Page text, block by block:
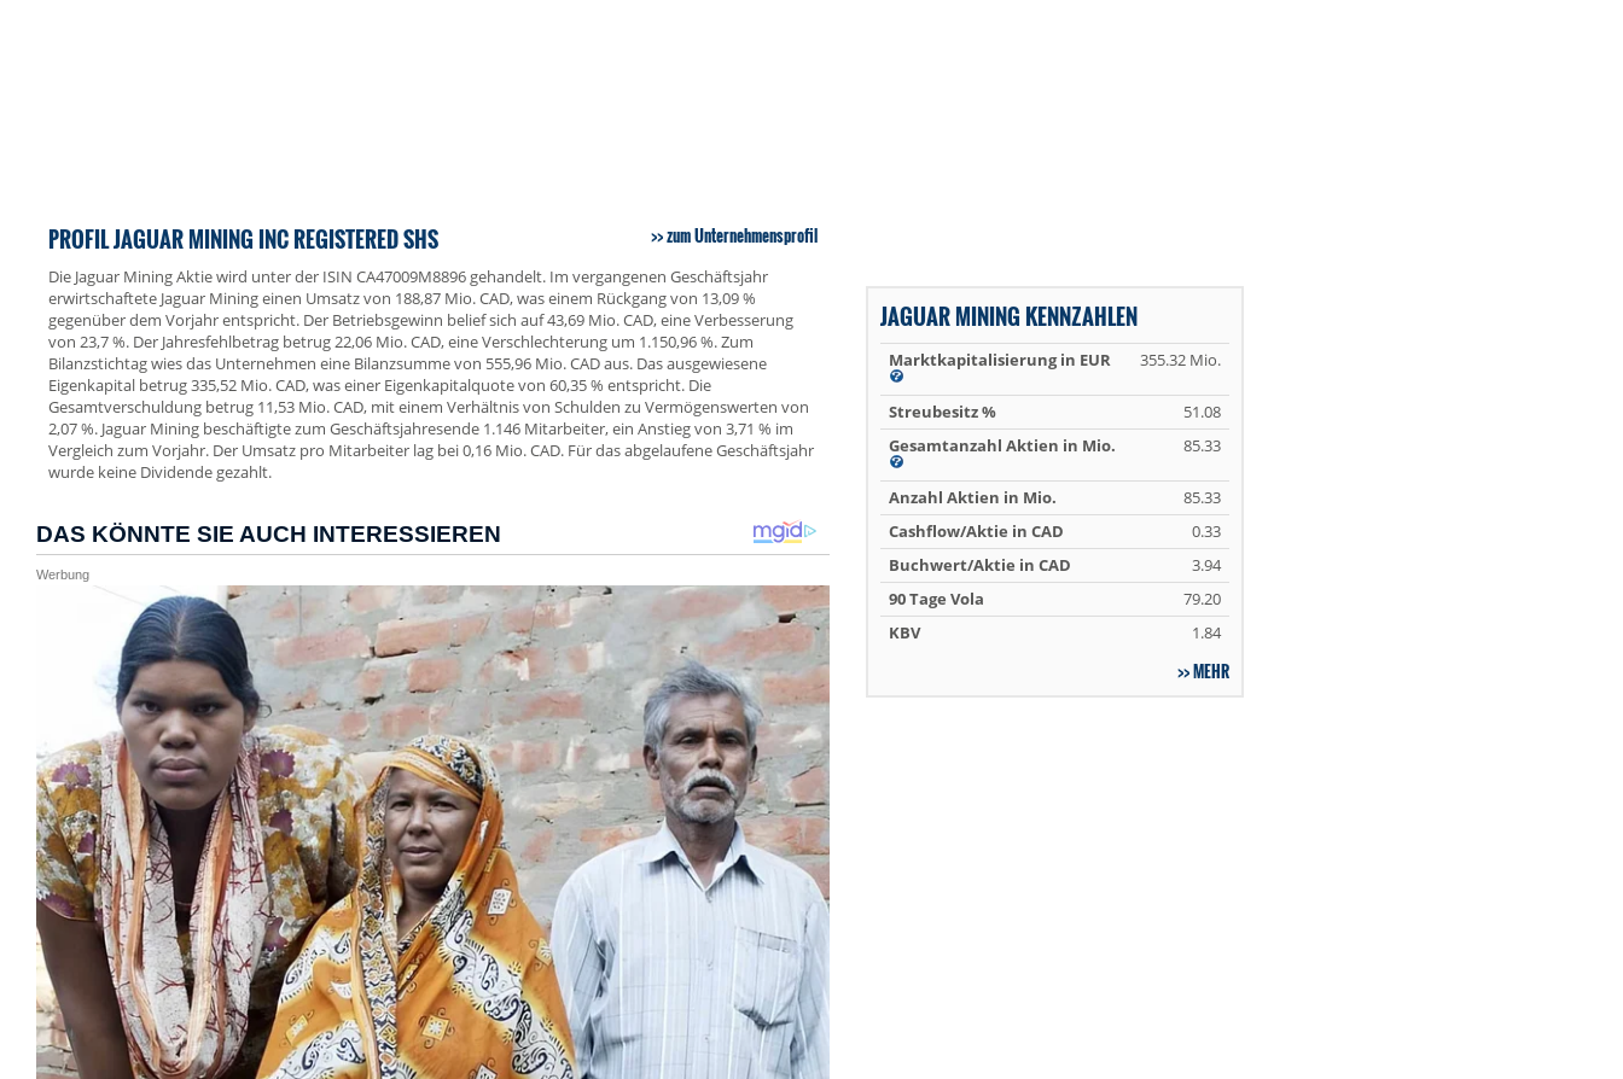
PROFIL JAGUAR MINING INC REGISTERED SHS zum Unternehmensprofil
Die Jaguar Mining Aktie wird unter der ISIN CA47009M8896 gehandelt. Im vergangenen Geschäftsjahr
erwirtschaftete Jaguar Mining einen Umsatz von 188,87 Mio. CAD, was einem Rückgang von 13,09 %
gegenüber dem Vorjahr entspricht. Der Betriebsgewinn belief sich auf 43,69 Mio. CAD, eine Verbesserung
von 23,7 %. Der Jahresfehlbetrag betrug 22,06 Mio. CAD, eine Verschlechterung um 1.150,96 %. Zum
Bilanzstichtag wies das Unternehmen eine Bilanzsumme von 555,96 Mio. CAD aus. Das ausgewiesene
Eigenkapital betrug 335,52 Mio. CAD, was einer Eigenkapitalquote von 60,35 % entspricht. Die
Gesamtverschuldung betrug 11,53 Mio. CAD, mit einem Verhältnis von Schulden zu Vermögenswerten von
2,07 %. Jaguar Mining beschäftigte zum Geschäftsjahresende 1.146 Mitarbeiter, ein Anstieg von 3,71 % im
Vergleich zum Vorjahr. Der Umsatz pro Mitarbeiter lag bei 0,16 Mio. CAD. Für das abgelaufene Geschäftsjahr
wurde keine Dividende gezahlt.
JAGUAR MINING KENNZAHLEN
Marktkapitalisierung in EUR 355.32 Mio.
Streubesitz %
51.08
Gesamtanzahl Aktien in Mio.
85.33
Anzahl Aktien in Mio.
85.33
Cashflow/Aktie in CAD
0.33
Buchwert/Aktie in CAD
3.94
90 Tage Vola
79.20
KBV
1.84
MEHR